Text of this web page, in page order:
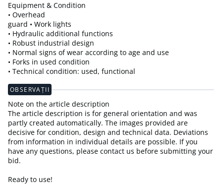
Equipment & Condition
• Overhead
guard • Work lights
• Hydraulic additional functions
• Robust industrial design
• Normal signs of wear according to age and use
• Forks in used condition
• Technical condition: used, functional
OBSERVAȚII
Note on the article description
The article description is for general orientation and was
partly created automatically. The images provided are
decisive for condition, design and technical data. Deviations
from information in individual details are possible. If you
have any questions, please contact us before submitting your
bid.
Ready to use!